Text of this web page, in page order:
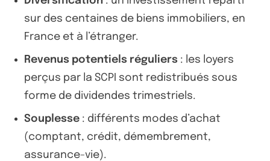
sur des centaines de biens immobiliers, en
France et à l’étranger.
Revenus potentiels réguliers : les loyers
perçus par la SCPI sont redistribués sous
forme de dividendes trimestriels.
Souplesse : différents modes d’achat
(comptant, crédit, démembrement,
assurance-vie).